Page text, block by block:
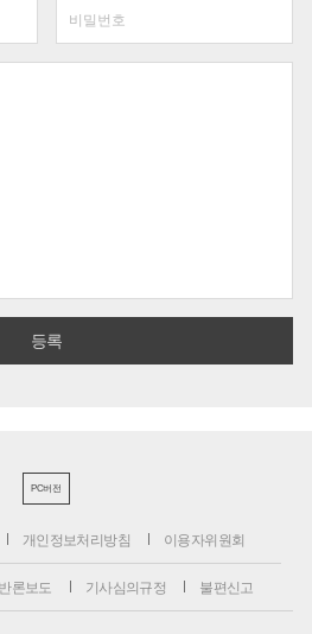
PC버전
개인정보처리방침 이용자위원회
론보도 기사심의규정 불편신고